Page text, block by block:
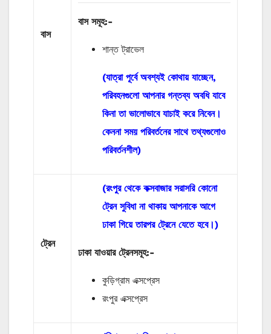
বাস
বাস সমূহ:-
শান্ত ট্রাভেল
(যাত্রা পূর্বে অবশ্যই কোথায় যাচ্ছেন,
পরিবহনগুলো আপনার গন্তব্য অবধি যাবে
কিনা তা ভালোভাবে যাচাই করে নিবেন।
কেননা সময় পরিবর্তনের সাথে তথ্যগুলোও
পরিবর্তনশীল)
ট্রেন
(রংপুর থেকে কক্সবাজার সরাসরি কোনো
ট্রেন সুবিধা না থাকায় আপনাকে আগে
ঢাকা গিয়ে তারপর ট্রেনে যেতে হবে।)
ঢাকা যাওয়ার ট্রেনসমূহ:-
কুড়িগ্রাম এক্সপ্রেস
রংপুর এক্সপ্রেস